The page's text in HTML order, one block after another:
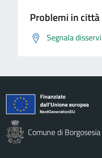
Problemi in città
Segnala
Comune di Borgosesia